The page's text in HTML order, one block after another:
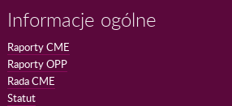
Informacje ogólne
Raporty CME
Raporty OPP
Rada CME
Statut